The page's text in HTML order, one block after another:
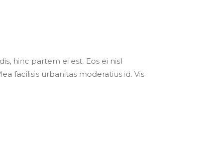
hinc partem ei est. Eos ei nisl
facilisis urbanitas moderatius id. Vis